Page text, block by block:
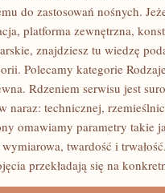
do zastosowań nośnych.
platforma zewnętrzna,
znajdziesz tu wiedzę
Polecamy kategorie
Rdzeniem serwisu jest
naraz: technicznej,
omawiamy parametry takie
twardość i
przekładają się na